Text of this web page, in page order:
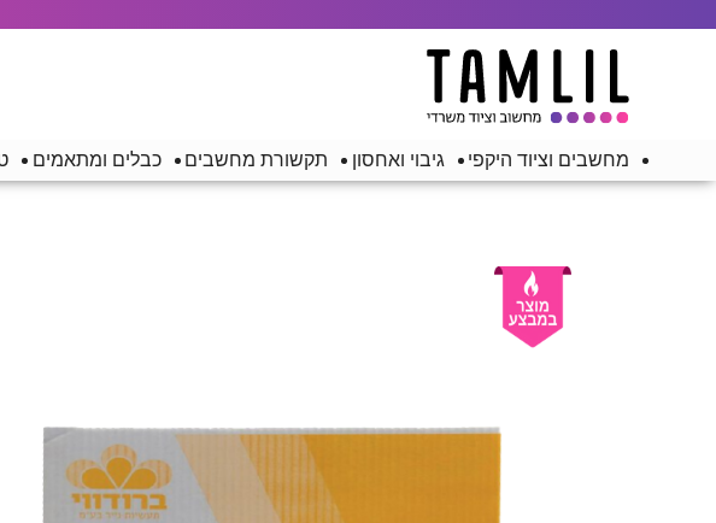
מחשבים וציוד היקפי גיבוי ואחסון תקשורת מחשבים כבלים ומתאמים